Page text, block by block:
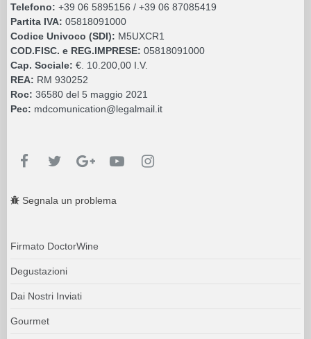
Telefono: +39 06 5895156 / +39 06 87085419
Partita IVA: 05818091000
Codice Univoco (SDI): M5UXCR1
COD.FISC. e REG.IMPRESE: 05818091000
Cap. Sociale: €. 10.200,00 I.V.
REA: RM 930252
Roc: 36580 del 5 maggio 2021
Pec: mdcomunication@legalmail.it
Segnala un problema
Firmato DoctorWine
Degustazioni
Dai Nostri Inviati
Gourmet